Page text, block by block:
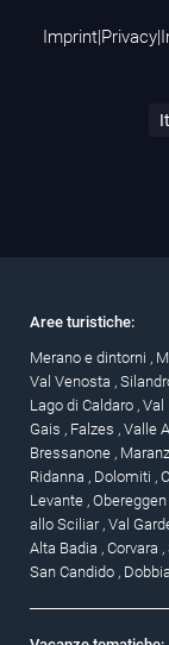
Imprint|Privacy|
Aree turistiche:
Merano e dintorni ,
Val Venosta ,
Lago di Caldaro , Val
Gais , Falzes , Valle
Bressanone ,
Ridanna , Dolomiti ,
Levante , Obereggen
allo Sciliar , Val
Alta Badia , Corvara ,
San Candido ,